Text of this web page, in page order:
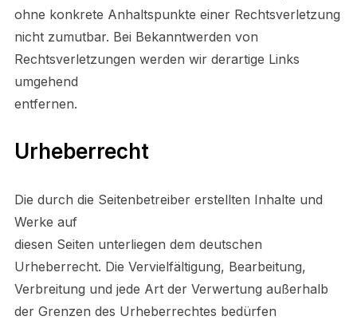
ohne konkrete Anhaltspunkte einer Rechtsverletzung
nicht zumutbar. Bei Bekanntwerden von
Rechtsverletzungen werden wir derartige Links
umgehend
entfernen.
Urheberrecht
Die durch die Seitenbetreiber erstellten Inhalte und
Werke auf
diesen Seiten unterliegen dem deutschen
Urheberrecht. Die Vervielfältigung, Bearbeitung,
Verbreitung und jede Art der Verwertung außerhalb
der Grenzen des Urheberrechtes bedürfen